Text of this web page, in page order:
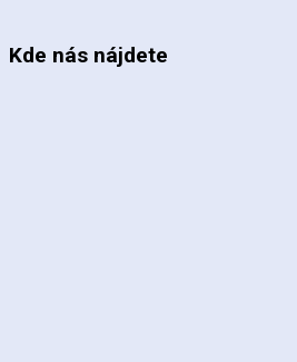
Kde nás nájdete